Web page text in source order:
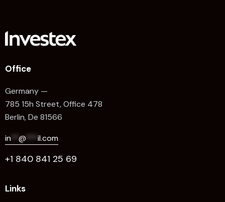
Office
Germany —
785 15h Street, Office 478
Berlin, De 81566
in
@ *** il.com
+1 840 841 25 69
Links